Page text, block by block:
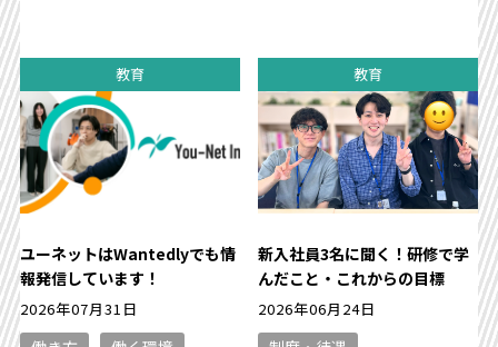
教育
ユーネットはWantedlyでも情
報発信しています！
2026年07月31日
教育
新入社員3名に聞く！研修で学
んだこと・これからの目標
2026年06月24日